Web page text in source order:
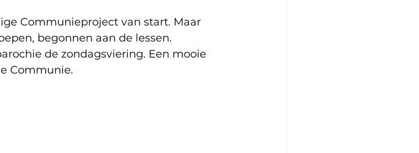
Communieproject van start. Maar
begonnen aan de lessen.
de zondagsviering. Een mooie
Communie.